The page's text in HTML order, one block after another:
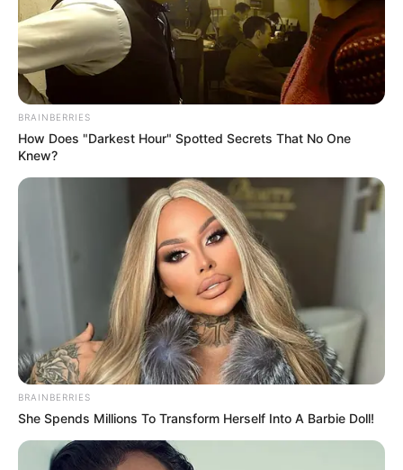
BRAINBERRIES
How Does "Darkest Hour" Spotted Secrets That No One
Knew?
BRAINBERRIES
She Spends Millions To Transform Herself Into A Barbie Doll!